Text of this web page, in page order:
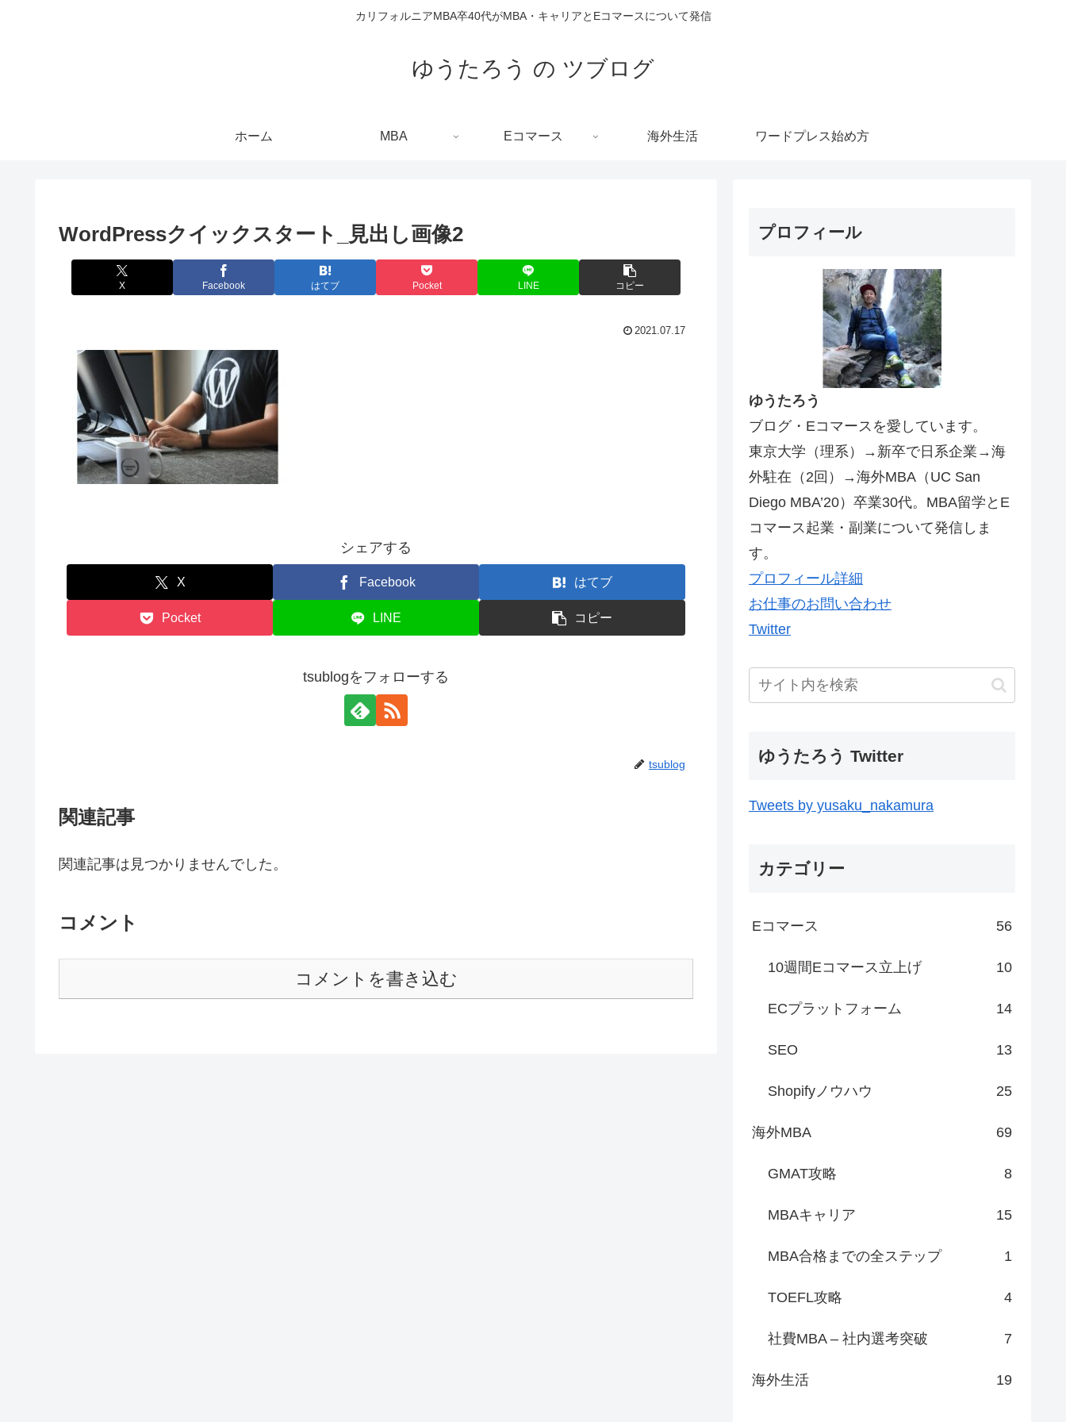
カリフォルニアMBA卒40代がMBA・キャリアとEコマースについて発信
ゆうたろう の ツブログ
ホーム MBA Eコマース 海外生活 ワードプレス始め方
WordPressクイックスタート_見出し画像2
X Facebook はてブ Pocket LINE コピー
2021.07.17
シェアする
X Facebook はてブ
Pocket LINE コピー
tsublogをフォローする
tsublog
関連記事
関連記事は見つかりませんでした。
コメント
コメントを書き込む
プロフィール
ゆうたろう
ブログ・Eコマースを愛しています。
東京大学（理系）→新卒で日系企業→海
外駐在（2回）→海外MBA（UC San
Diego MBA’20）卒業30代。MBA留学とE
コマース起業・副業について発信しま
す。
プロフィール詳細
お仕事のお問い合わせ
Twitter
ゆうたろう Twitter
Tweets by yusaku_nakamura
カテゴリー
Eコマース 56
10週間Eコマース立上げ 10
ECプラットフォーム 14
SEO 13
Shopifyノウハウ 25
海外MBA 69
GMAT攻略 8
MBAキャリア 15
MBA合格までの全ステップ 1
TOEFL攻略 4
社費MBA – 社内選考突破 7
海外生活 19